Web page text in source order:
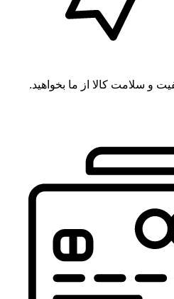
و سلامت کالا از ما بخواهید.